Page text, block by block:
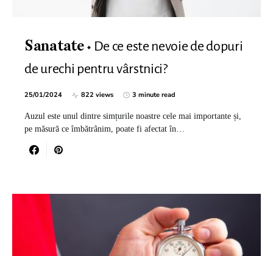
Sanatate
De ce este nevoie de dopuri
de urechi pentru vârstnici?
25/01/2024 822 views 3 minute read
Auzul este unul dintre simțurile noastre cele mai importante și,
pe măsură ce îmbătrânim, poate fi afectat în…